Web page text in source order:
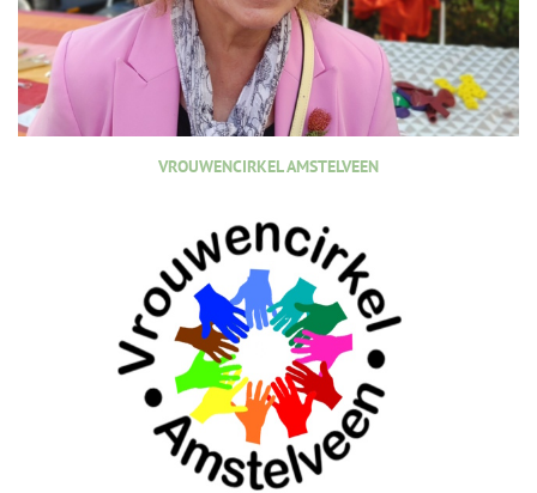
VROUWENCIRKEL AMSTELVEEN